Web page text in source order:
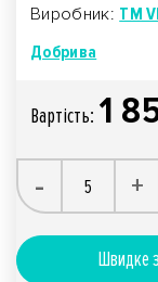
Виробник: TM
Добрива
Вартiсть: 1
- +
Швидке